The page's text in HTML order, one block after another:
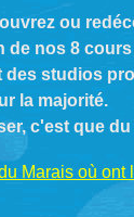
ou
nos 8
des studios
la majorité.
c'est que
Marais où ont